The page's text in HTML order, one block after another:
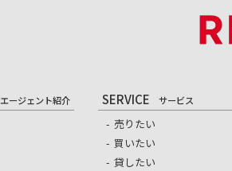
エージェント紹介 SERVICE サービス
売りたい
買いたい
貸したい